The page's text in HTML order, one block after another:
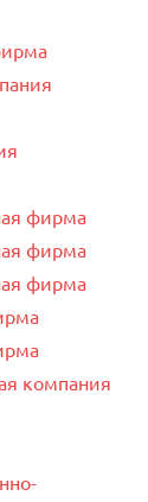
фирма
фирма
фирма
компания